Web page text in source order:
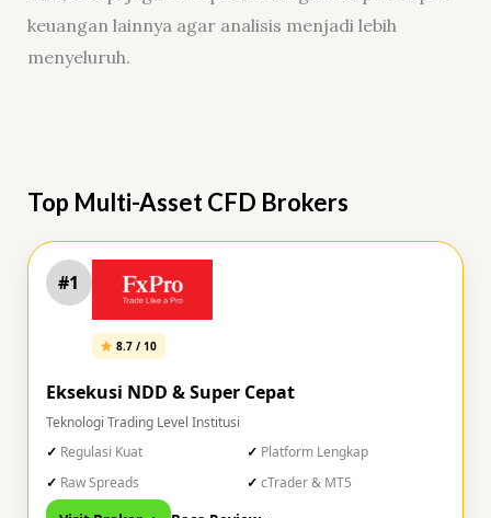
keuangan lainnya agar analisis menjadi lebih
menyeluruh.
Top Multi-Asset CFD Brokers
#1
8.7 / 10
Eksekusi NDD & Super Cepat
Teknologi Trading Level Institusi
Regulasi Kuat
Platform Lengkap
Raw Spreads
cTrader & MT5